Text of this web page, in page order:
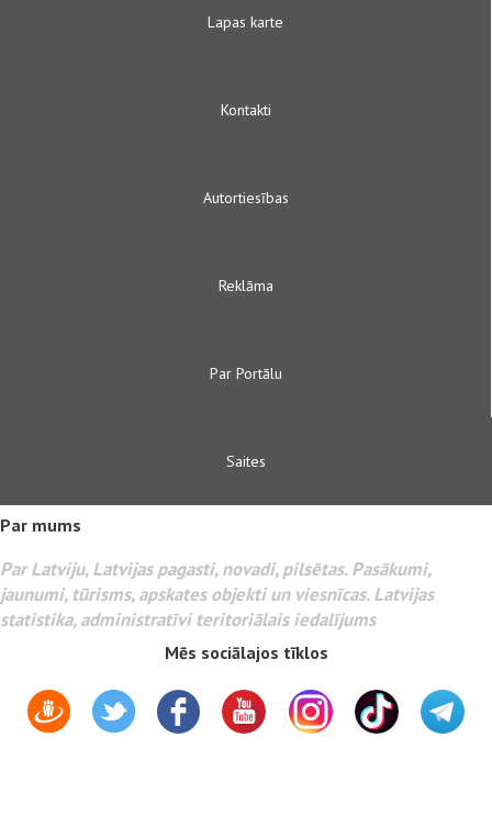
Lapas karte
Kontakti
Autortiesības
Reklāma
Par Portālu
Saites
Par mums
Par Latviju, Latvijas pagasti, novadi, pilsētas. Pasākumi,
jaunumi, tūrisms, apskates objekti un viesnīcas. Latvijas
statistika, administratīvi teritoriālais iedalījums
Mēs sociālajos tīklos